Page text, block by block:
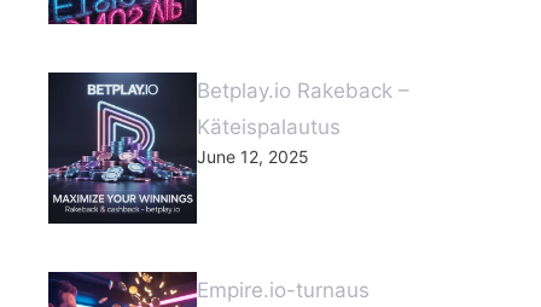
Betplay.io Rakeback –
Käteispalautus
June 12, 2025
Empire.io-turnaus